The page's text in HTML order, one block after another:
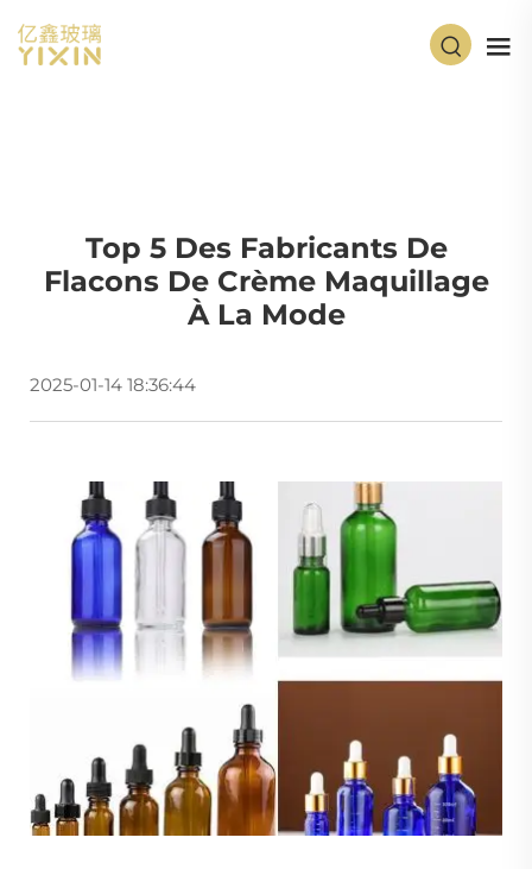
Top 5 Des Fabricants De
Flacons De Crème Maquillage
À La Mode
2025-01-14 18:36:44